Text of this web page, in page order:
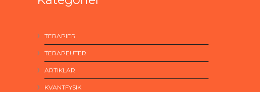
TERAPIER
TERAPEUTER
ARTIKLAR
KVANTFYSIK